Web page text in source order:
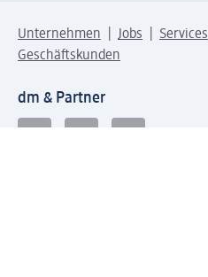
Unternehmen Jobs Services
Geschäftskunden
dm & Partner